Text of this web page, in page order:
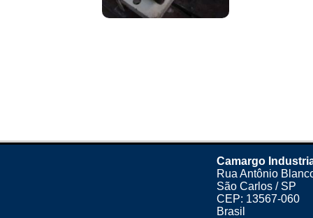
Camargo
Rua Antônio
São Carlos / SP
CEP: 13567-060
Brasil